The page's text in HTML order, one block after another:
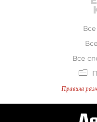
Все
Правила